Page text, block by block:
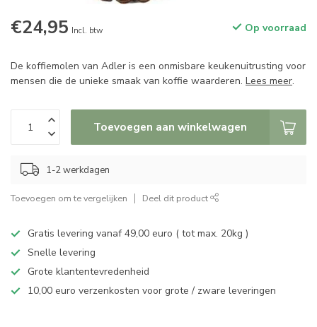
€24,95 Incl. btw Op voorraad
De koffiemolen van Adler is een onmisbare keukenuitrusting voor
mensen die de unieke smaak van koffie waarderen. Lees meer.
Toevoegen aan winkelwagen
1-2 werkdagen
Toevoegen om te vergelijken Deel dit product
Gratis levering vanaf 49,00 euro ( tot max. 20kg )
Snelle levering
Grote klantentevredenheid
10,00 euro verzenkosten voor grote / zware leveringen